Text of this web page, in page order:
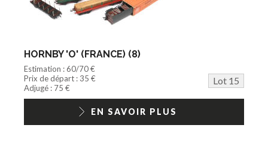
HORNBY 'O' (FRANCE) (8)
Estimation : 60/70 €
Prix de départ : 35 €
Lot 15
Adjugé : 75 €
EN SAVOIR PLUS